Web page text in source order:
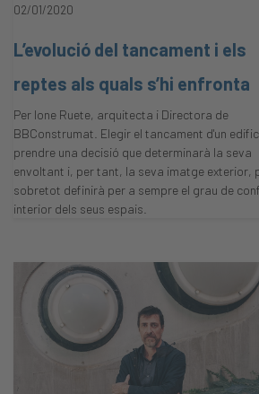
02/01/2020
L’evolució del tancament i els
reptes als quals s’hi enfronta
Per Ione Ruete, arquitecta i Directora de
BBConstrumat. Elegir el tancament d'un
prendre una decisió que determinarà la seva
envoltant i, per tant, la seva imatge exterior,
sobretot definirà per a sempre el grau de
interior dels seus espais.